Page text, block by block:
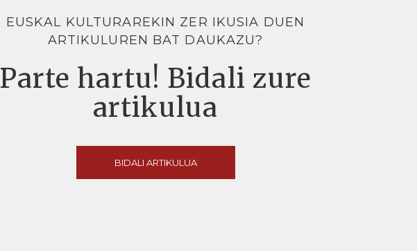
EUSKAL KULTURAREKIN ZER IKUSIA DUEN
ARTIKULUREN BAT DAUKAZU?
Parte hartu! Bidali zure
artikulua
BIDALI ARTIKULUA